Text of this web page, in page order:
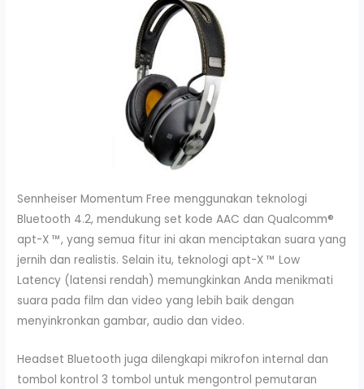
Sennheiser Momentum Free menggunakan teknologi
Bluetooth 4.2, mendukung set kode AAC dan Qualcomm®
apt-X ™, yang semua fitur ini akan menciptakan suara yang
jernih dan realistis. Selain itu, teknologi apt-X ™ Low
Latency (latensi rendah) memungkinkan Anda menikmati
suara pada film dan video yang lebih baik dengan
menyinkronkan gambar, audio dan video.
Headset Bluetooth juga dilengkapi mikrofon internal dan
tombol kontrol 3 tombol untuk mengontrol pemutaran